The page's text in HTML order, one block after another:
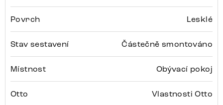
Povrch Lesklé
Stav sestavení Částečně smontováno
Místnost Obývací pokoj
Otto Vlastnosti Otto